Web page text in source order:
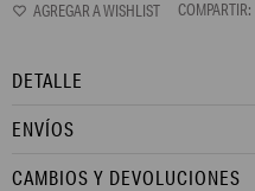
DETALLE
ENVÍOS
CAMBIOS Y DEVOLUCIONES